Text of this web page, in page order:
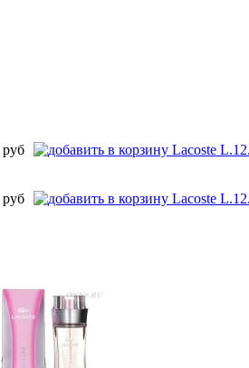
руб
руб